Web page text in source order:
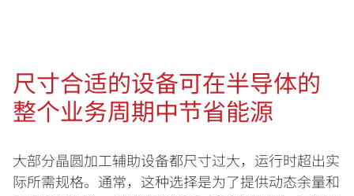
尺寸合适的设备可在半导体的
整个业务周期中节省能源
大部分晶圆加工辅助设备都尺寸过大，运行时超出实
际所需规格。通常，这种选择是为了提供动态余量和